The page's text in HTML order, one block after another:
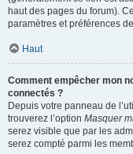
haut des pages du forum).
paramètres et préférences
Haut
Comment empêcher mon
connectés ?
Depuis votre panneau de
trouverez l’option Masquer
serez visible que par les
serez compté parmi les